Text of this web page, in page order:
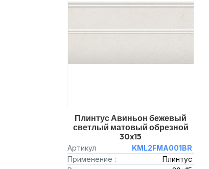
Плинтус Авиньон бежевый
светлый матовый обрезной
30x15
Артикул
KML2FMA001BR
Применение :
Плинтус